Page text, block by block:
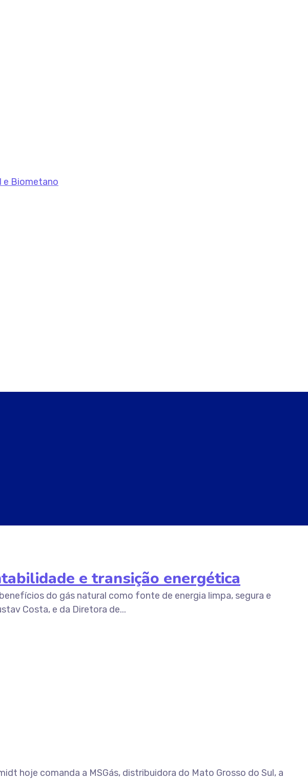
e Biometano
e transição energética
do gás natural como fonte de energia limpa, segura e
Costa, e da Diretora de...
hoje comanda a MSGás, distribuidora do Mato Grosso do Sul, a